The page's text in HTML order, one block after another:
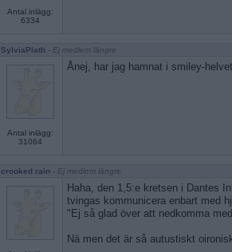
Antal inlägg:
6334
SylviaPlath - Ej medlem längre
Antal inlägg:
31064
Ånej, har jag hamnat i smiley-
crooked rain - Ej medlem längre
Haha, den 1,5:e kretsen i Dantes
tvingas kommunicera enbart med
"Ej så glad över att nedkomma
Nä men det är så autustiskt